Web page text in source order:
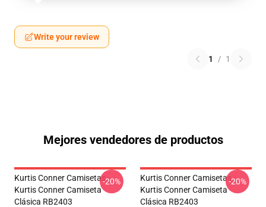
Write your review
1 / 1
Mejores vendedores de productos
Kurtis Conner Camisetas -
Kurtis Conner Camiseta
Clásica RB2403
-20%
Kurtis Conner Camisetas -
Kurtis Conner Camiseta
Clásica RB2403
-20%